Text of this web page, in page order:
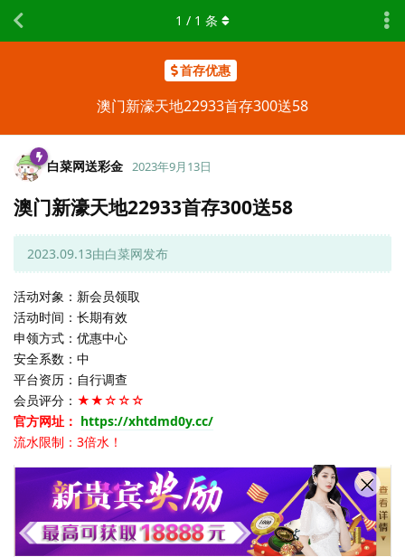
首存优惠
澳门新濠天地22933首存300送58
1 / 1 条
白菜网送彩金 2023年9月13日
澳门新濠天地22933首存300送58
2023.09.13由白菜网发布
活动对象：新会员领取
活动时间：长期有效
申领方式：优惠中心
安全系数：中
平台资历：自行调查
会员评分： ★★☆☆☆
官方网址： https://xhtdmd0y.cc/
流水限制：3倍水！